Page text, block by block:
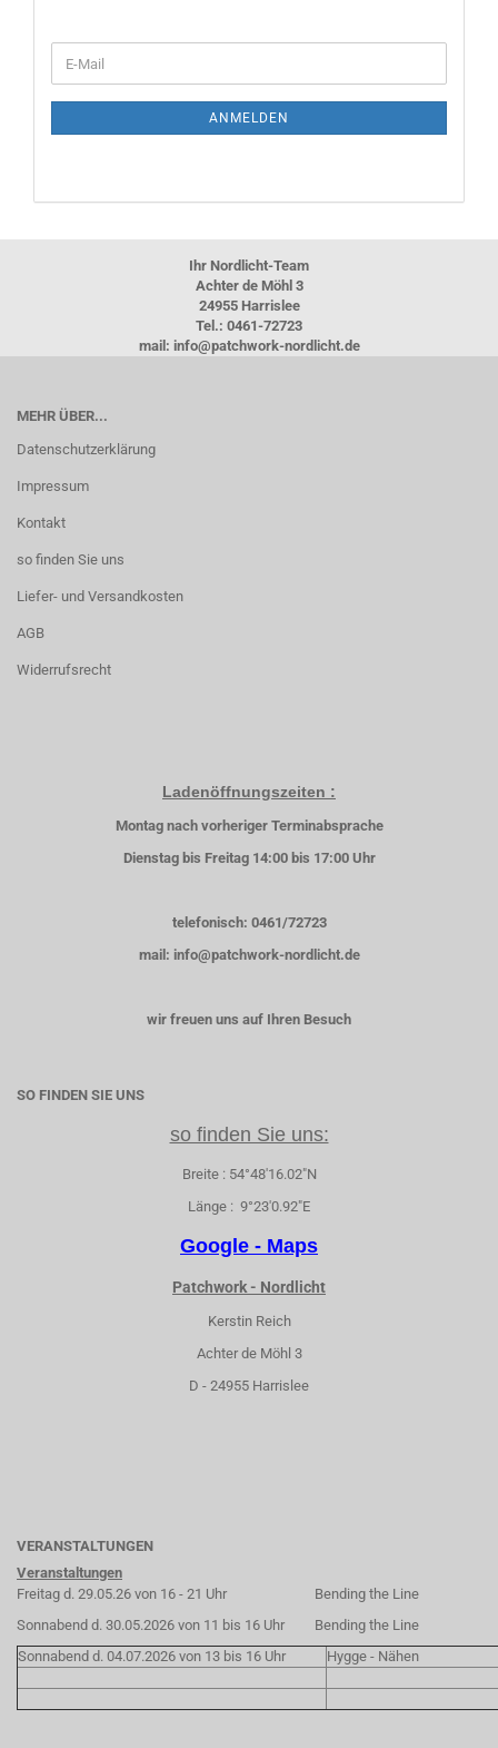
ZUR
E-
Mail
ANMELDEN
Ihr Nordlicht-Team
Achter de Möhl 3
24955 Harrislee
Tel.: 0461-72723
mail: info@patchwork-nordlicht.de
MEHR ÜBER...
Datenschutzerklärung
Impressum
Kontakt
so finden Sie uns
Liefer- und Versandkosten
AGB
Widerrufsrecht
Ladenöffnungszeiten :
Montag nach vorheriger Terminabsprache
Dienstag bis Freitag 14:00 bis 17:00 Uhr
telefonisch: 0461/72723
mail: info@patchwork-nordlicht.de
wir freuen uns auf Ihren Besuch
SO FINDEN SIE UNS
so finden Sie uns:
Breite : 54°48'16.02"N
Länge : 9°23'0.92"E
Google - Maps
Patchwork - Nordlicht
Kerstin Reich
Achter de Möhl 3
D - 24955 Harrislee
VERANSTALTUNGEN
Veranstaltungen
Freitag d. 29.05.26 von 16 - 21 Uhr
Bending the Line
Sonnabend d. 30.05.2026 von 11 bis 16 Uhr
Bending the Line
Sonnabend d. 04.07.2026 von 13 bis 16 Uhr
Hygge - Nähen